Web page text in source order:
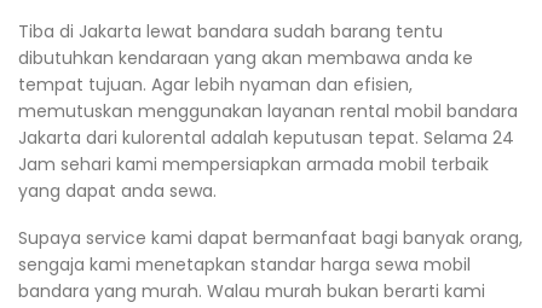
Tiba di Jakarta lewat bandara sudah barang tentu
dibutuhkan kendaraan yang akan membawa anda ke
tempat tujuan. Agar lebih nyaman dan efisien,
memutuskan menggunakan layanan rental mobil bandara
Jakarta dari kulorental adalah keputusan tepat. Selama 24
Jam sehari kami mempersiapkan armada mobil terbaik
yang dapat anda sewa.
Supaya service kami dapat bermanfaat bagi banyak orang,
sengaja kami menetapkan standar harga sewa mobil
bandara yang murah. Walau murah bukan berarti kami